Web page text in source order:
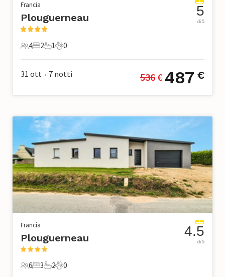
Francia
Plouguerneau
4 Ospiti
4
2 Camere da letto
2
1 Bagno
1
0 Animali domestici
0
5
di 5
31 ott • 7 notti 536 € 487 €
Francia
Plouguerneau
6 Ospiti
6
3 Camere da letto
3
2 Bagni
2
0 Animali domestici
0
4.5
di 5